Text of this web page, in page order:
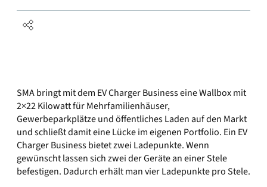
SMA bringt mit dem EV Charger Business eine Wallbox mit
2×22 Kilowatt für Mehrfamilienhäuser,
Gewerbeparkplätze und öffentliches Laden auf den Markt
und schließt damit eine Lücke im eigenen Portfolio. Ein EV
Charger Business bietet zwei Ladepunkte. Wenn
gewünscht lassen sich zwei der Geräte an einer Stele
befestigen. Dadurch erhält man vier Ladepunkte pro Stele.